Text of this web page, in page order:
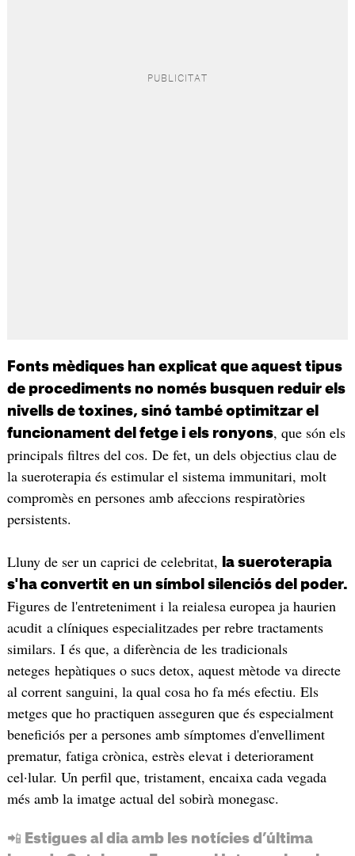
Fonts mèdiques han explicat que aquest tipus
de procediments no només busquen reduir els
nivells de toxines, sinó també optimitzar el
funcionament del fetge i els ronyons, que són els
principals filtres del cos. De fet, un dels objectius clau de
la sueroterapia és estimular el sistema immunitari, molt
compromès en persones amb afeccions respiratòries
persistents.
Lluny de ser un caprici de celebritat,
la sueroterapia
s'ha convertit en un símbol silenciós del poder.
Figures de l'entreteniment i la reialesa europea ja haurien
acudit a clíniques especialitzades per rebre tractaments
similars. I és que, a diferència de les tradicionals
neteges hepàtiques o sucs detox, aquest mètode va directe
al corrent sanguini, la qual cosa ho fa més efectiu. Els
metges que ho practiquen asseguren que és especialment
beneficiós per a persones amb símptomes d'envelliment
prematur, fatiga crònica, estrès elevat i deteriorament
cel·lular. Un perfil que, tristament, encaixa cada vegada
més amb la imatge actual del sobirà monegasc.
📲 Estigues al dia amb les notícies d’última